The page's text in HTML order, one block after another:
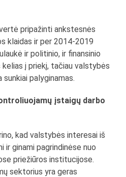
pripažinti ankstesnės
klaidas ir per 2014-2019
ir politinio, ir finansinio
kelias į priekį, tačiau valstybės
palyginamas.
įstaigų darbo
kad valstybės interesai iš
ginami pagrindinėse nuo
priežiūros institucijose.
sektorius yra geras